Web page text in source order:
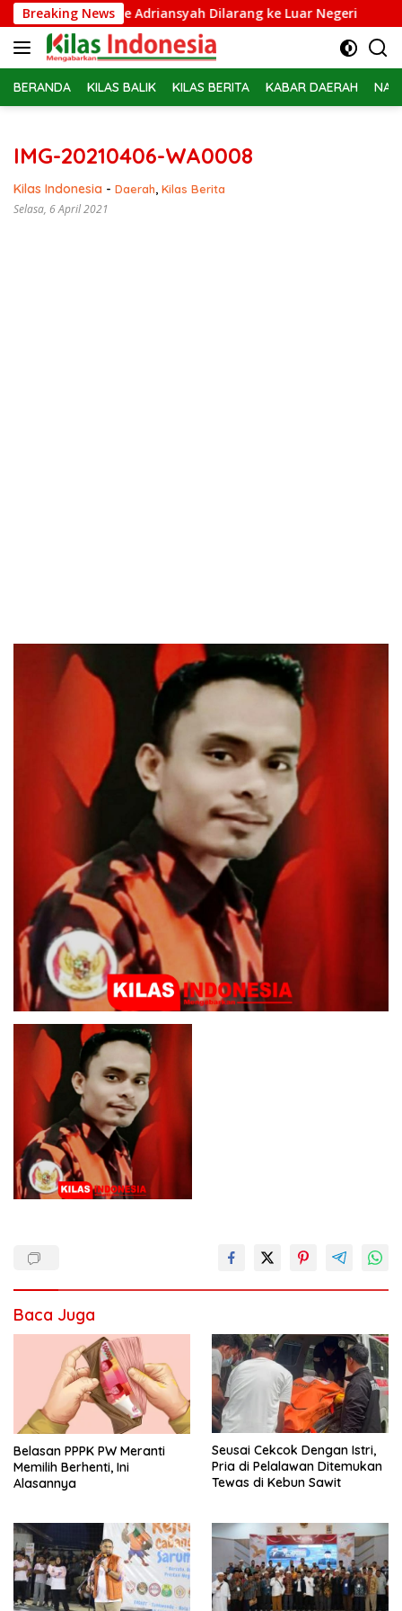
Langsung
ke
konten
Breaking News
Febrie Adriansyah Dilarang ke Luar Negeri
BERANDA KILAS BALIK KILAS BERITA KABAR DAERAH
IMG-20210406-WA0008
Kilas Indonesia - Daerah, Kilas Berita
Selasa, 6 April 2021
Baca Juga
Belasan PPPK PW Meranti
Memilih Berhenti, Ini
Alasannya
Seusai Cekcok Dengan Istri,
Pria di Pelalawan Ditemukan
Tewas di Kebun Sawit